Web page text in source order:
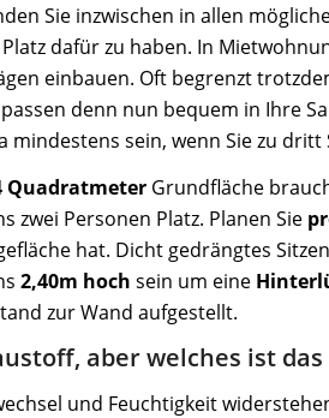
Sie inzwischen in allen
dafür zu haben. In
einbauen. Oft begrenzt
denn nun bequem in Ihre
mindestens sein, wenn Sie zu
Quadratmeter Grundfläche
zwei Personen Platz. Planen Sie
hat. Dicht gedrängtes
2,40m hoch sein um eine
zur Wand aufgestellt.
aber welches ist
und Feuchtigkeit